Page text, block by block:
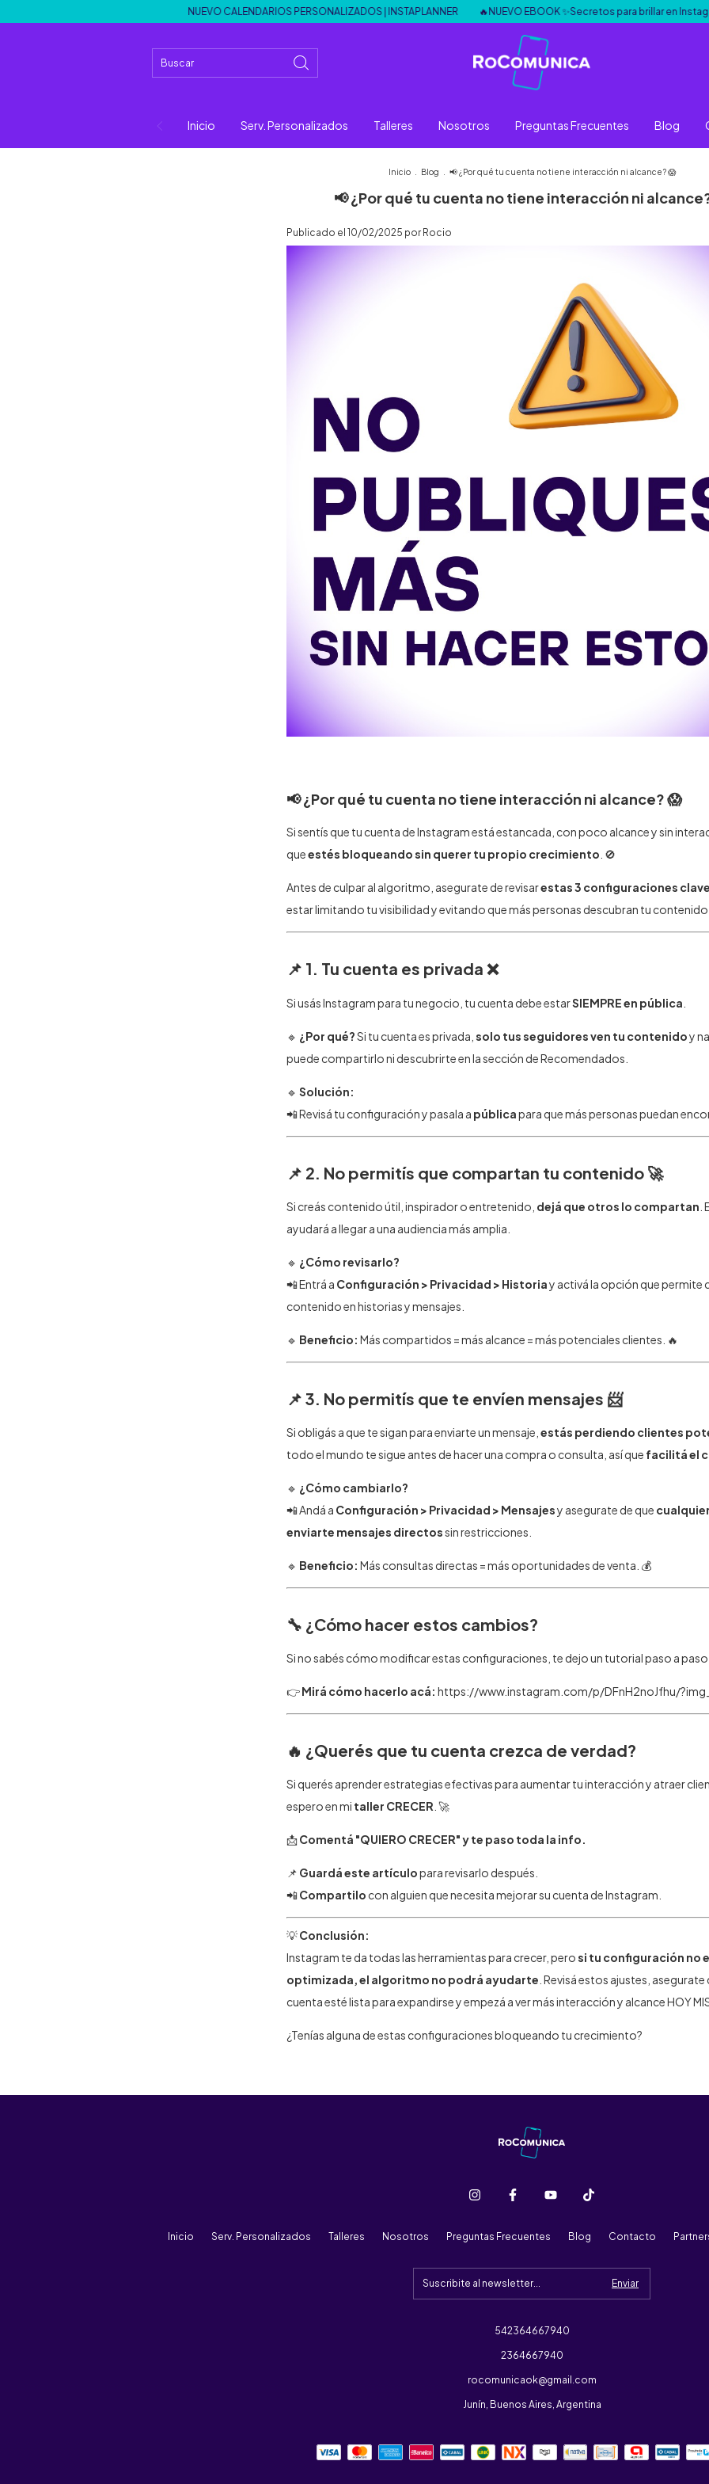
NUEVO CALENDARIOS PERSONALIZADOS | INSTAPLANNER 🔥NUEVO EBOOK ✨Secretos para brillar en Instagram
Inicio Serv. Personalizados Talleres Nosotros Preguntas Frecuentes Blog
Inicio Blog 📢 ¿Por qué tu cuenta no tiene interacción ni alcance? 😱
📢 ¿Por qué tu cuenta no tiene interacción ni
Publicado el 10/02/2025 por Rocio
📢 ¿Por qué tu cuenta no tiene interacción ni alcance? 😱
Si sentís que tu cuenta de Instagram está estancada, con poco alcance y sin
queestés bloqueando sin querer tu propio crecimiento . 🚫
Antes de culpar al algoritmo, asegurate de revisarestas 3 configuraciones clave
estar limitando tu visibilidad y evitando que más personas descubran tu contenido.
📌 1. Tu cuenta es privada ❌
Si usás Instagram para tu negocio, tu cuenta debe estarSIEMPRE en pública
🔹 ¿Por qué?Si tu cuenta es privada, solo tus seguidores ven tu contenidoy
puede compartirlo ni descubrirte en la sección de Recomendados.
🔹 Solución:
📲 Revisá tu configuración y pasala a públicapara que más personas puedan
📌 2. No permitís que compartan tu contenido 🚀
Si creás contenido útil, inspirador o entretenido, dejá que otros lo compartan
ayudará a llegar a una audiencia más amplia.
🔹 ¿Cómo revisarlo?
📲 Entrá a Configuración > Privacidad > Historiay activá la opción que permite
contenido en historias y mensajes.
🔹 Beneficio: Más compartidos = más alcance = más potenciales clientes. 🔥
📌 3. No permitís que te envíen mensajes 📨
Si obligás a que te sigan para enviarte un mensaje, estás perdiendo clientes
todo el mundo te sigue antes de hacer una compra o consulta, así que facilitá el
🔹 ¿Cómo cambiarlo?
📲 Andá a Configuración > Privacidad > Mensajesy asegurate de que
enviarte mensajes directossin restricciones.
🔹 Beneficio: Más consultas directas = más oportunidades de venta. 💰
🔧 ¿Cómo hacer estos cambios?
Si no sabés cómo modificar estas configuraciones, te dejo un tutorial paso a
👉Mirá cómo hacerlo acá: https://www.instagram.com/p/DFnH2noJfhu/
🔥 ¿Querés que tu cuenta crezca de verdad?
Si querés aprender estrategias efectivas para aumentar tu interacción y atraer
espero en mi taller CRECER . 🚀
📩Comentá "QUIERO CRECER" y te paso toda la info.
📌 Guardá este artículopara revisarlo después.
📲Compartilo con alguien que necesita mejorar su cuenta de Instagram.
💡Conclusión:
Instagram te da todas las herramientas para crecer, perosi tu configuración no
optimizada, el algoritmo no podrá ayudarte . Revisá estos ajustes, asegurate
cuenta esté lista para expandirse y empezá a ver más interacción y alcance HOY
¿Tenías alguna de estas configuraciones bloqueando tu crecimiento?
Inicio Serv. Personalizados Talleres Nosotros Preguntas Frecuentes Blog Contacto
542364667940
2364667940
rocomunicaok@gmail.com
Junín, Buenos Aires, Argentina